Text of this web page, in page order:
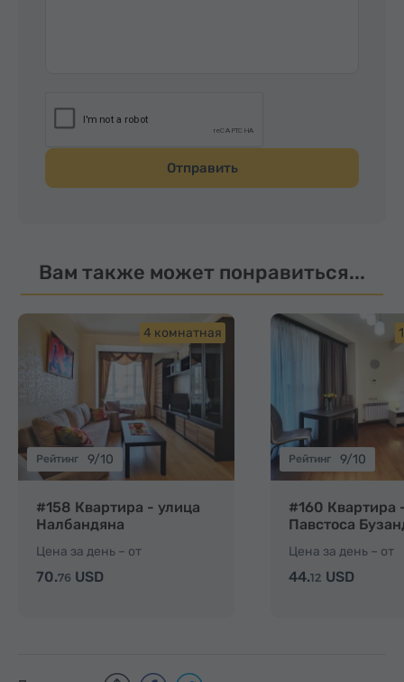
Отправить
Вам также может понравиться...
4 комнатная
Рейтинг 9/10
#158 Квартира - улица
Налбандяна
Цена за день – от
70.76 USD
Рейтинг 9/10
#160 Квартира
Павстоса
Цена за день – от
44.12 USD